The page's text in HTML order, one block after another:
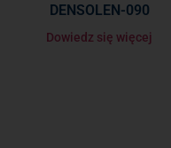
DENSOLEN-090
Dowiedz się więcej